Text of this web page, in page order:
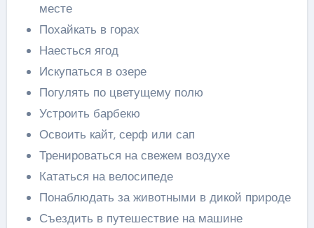
месте
Похайкать в горах
Наесться ягод
Искупаться в озере
Погулять по цветущему полю
Устроить барбекю
Освоить кайт, серф или сап
Тренироваться на свежем воздухе
Кататься на велосипеде
Понаблюдать за животными в дикой природе
Съездить в путешествие на машине